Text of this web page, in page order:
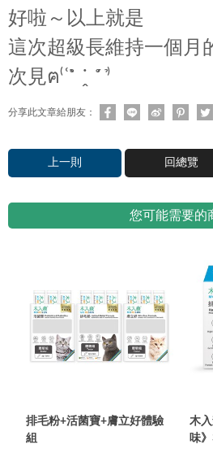
好啦～以上就是
這次超級長維持一個月
次見ฅ⁽͑ ˚̀ ˙̭ ˚́ ⁾̉
分享此文章給朋友：
上一則 回總覽
您可能需要的
排毛粉+活菌寶+膚立好體驗
組
木
味